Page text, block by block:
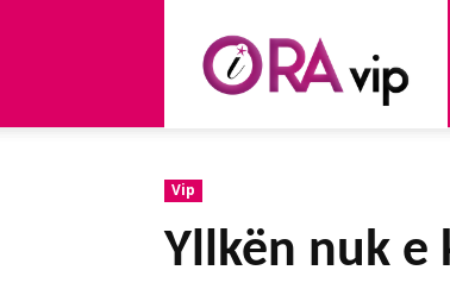
Vip
Yllkën nuk e